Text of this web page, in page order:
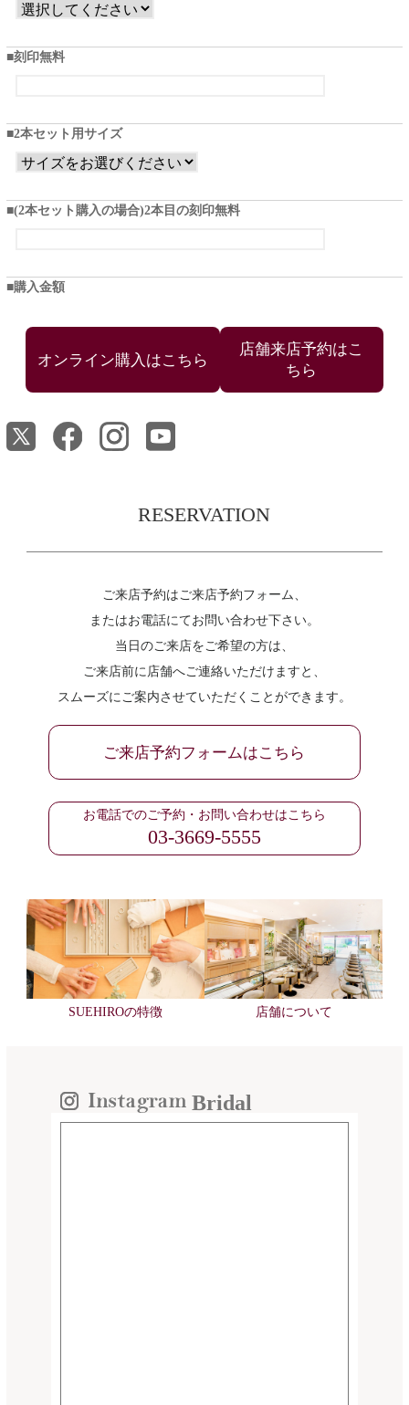
刻印無料
2本セット用サイズ
(2本セット購入の場合)2本目の刻印無料
購入金額
店舗来店予約はこ
ちら
RESERVATION
ご来店予約はご来店予約フォーム、
またはお電話にてお問い合わせ下さい。
当日のご来店をご希望の方は、
ご来店前に店舗へご連絡いただけますと、
スムーズにご案内させていただくことができます。
ご来店予約フォームはこちら
お電話でのご予約・お問い合わせはこちら
03-3669-5555
SUEHIROの特徴 店舗について
Bridal